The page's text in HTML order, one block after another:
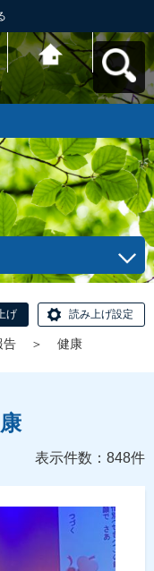
あだち協働パートナ
ーサイトへ戻る
げ 読み上げ設定
告 ＞ 健康
表示件数：848件